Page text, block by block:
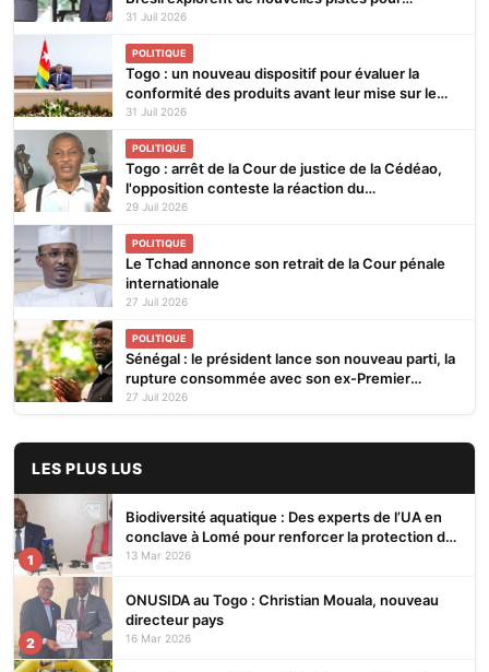
renforcer la coopération bilatérale
31 Juil 2026
POLITIQUE
Togo : un nouveau dispositif pour évaluer la
conformité des produits avant leur mise sur le
marché
31 Juil 2026
POLITIQUE
Togo : arrêt de la Cour de justice de la Cédéao,
l'opposition conteste la réaction du
gouvernement
29 Juil 2026
POLITIQUE
Le Tchad annonce son retrait de la Cour pénale
internationale
27 Juil 2026
POLITIQUE
Sénégal : le président lance son nouveau parti, la
rupture consommée avec son ex-Premier
ministre
27 Juil 2026
LES PLUS LUS
1
Biodiversité aquatique : Des experts de l’UA en
conclave à Lomé pour renforcer la protection des
écosystèmes
13 Mar 2026
2
ONUSIDA au Togo : Christian Mouala, nouveau
directeur pays
16 Mar 2026